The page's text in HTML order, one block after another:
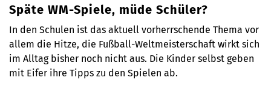
Späte WM-Spiele, müde Schüler?
In den Schulen ist das aktuell vorherrschende Thema vor
allem die Hitze, die Fußball-Weltmeisterschaft wirkt sich
im Alltag bisher noch nicht aus. Die Kinder selbst geben
mit Eifer ihre Tipps zu den Spielen ab.